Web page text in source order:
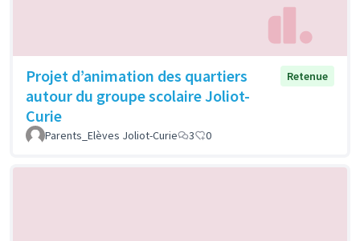
Projet d’animation des quartiers
autour du groupe scolaire Joliot-
Curie
Retenue
Parents_Elèves Joliot-Curie 3 0